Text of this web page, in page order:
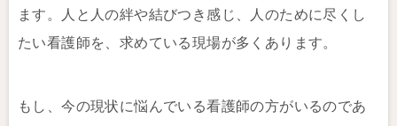
ます。人と人の絆や結びつき感じ、人のために尽くし
たい看護師を、求めている現場が多くあります。
もし、今の現状に悩んでいる看護師の方がいるのであ